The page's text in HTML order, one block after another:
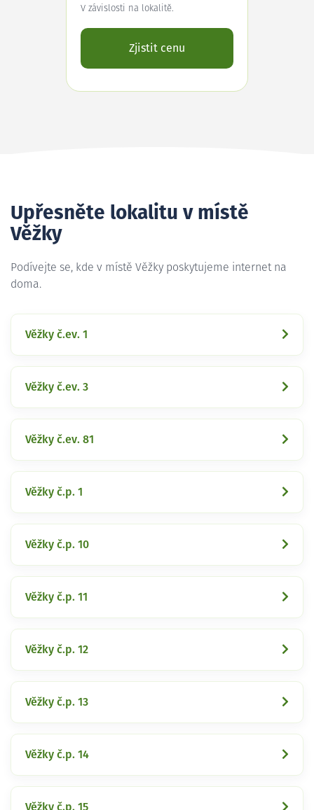
V závislosti na lokalitě.
Zjistit cenu
Upřesněte lokalitu v místě
Věžky
Podívejte se, kde v místě Věžky poskytujeme internet na
doma.
Věžky č.ev. 1
Věžky č.ev. 3
Věžky č.ev. 81
Věžky č.p. 1
Věžky č.p. 10
Věžky č.p. 11
Věžky č.p. 12
Věžky č.p. 13
Věžky č.p. 14
Věžky č.p. 15